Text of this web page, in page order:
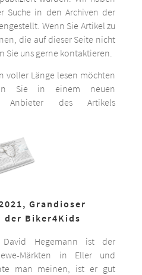
Suche in den Archiven der
Wenn Sie Artikel zu
die auf dieser Seite nicht
Sie uns gerne kontaktieren.
voller Länge lesen möchten
Sie in einem neuen
Anbieter des Artikels
Grandioser
der Biker4Kids
David Hegemann ist der
Märkten in Eller und
man meinen, ist er gut